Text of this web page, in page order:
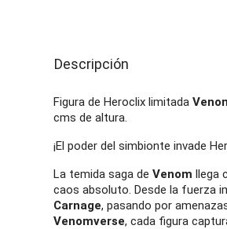
Descripción
Figura de Heroclix limitada
cms de altura.
¡El poder del simbionte invade
La temida saga de Venom llega
caos absoluto. Desde la fuerza
Carnage, pasando por
Venomverse, cada figura